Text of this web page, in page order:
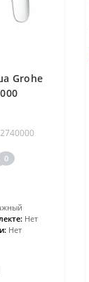
Grohe
0
Нет
Нет